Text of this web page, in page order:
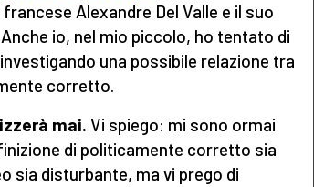
Alexandre Del Valle e il suo
io, nel mio piccolo, ho tentato di
una possibile relazione tra
corretto.
mai. Vi spiego: mi sono ormai
di politicamente corretto sia
sia disturbante, ma vi prego di